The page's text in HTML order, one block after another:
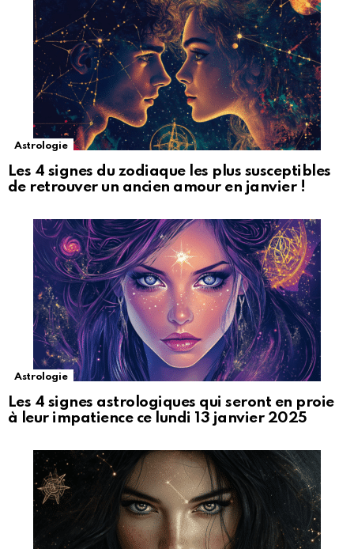
Astrologie
Les 4 signes du zodiaque les plus susceptibles
de retrouver un ancien amour en janvier !
Astrologie
Les 4 signes astrologiques qui seront en proie
à leur impatience ce lundi 13 janvier 2025